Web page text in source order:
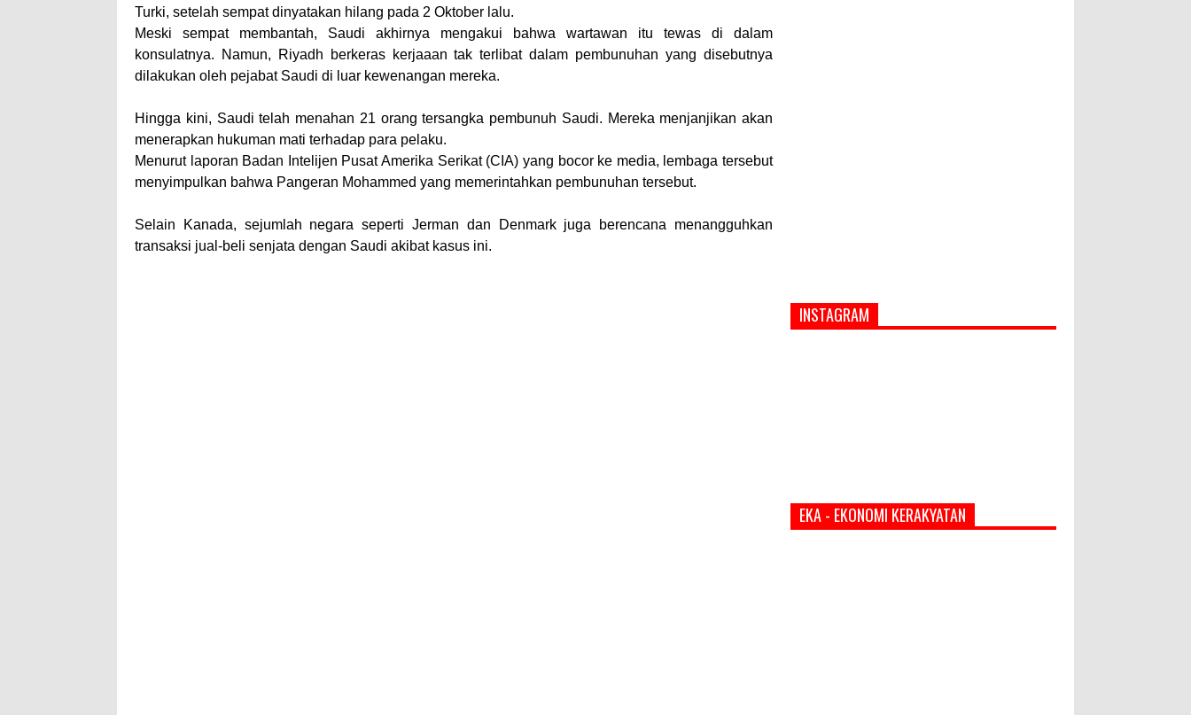
Turki, setelah sempat dinyatakan hilang pada 2 Oktober lalu.
Meski sempat membantah, Saudi akhirnya mengakui bahwa wartawan itu tewas di dalam
konsulatnya. Namun, Riyadh berkeras kerjaaan tak terlibat dalam pembunuhan yang disebutnya
dilakukan oleh pejabat Saudi di luar kewenangan mereka.
Hingga kini, Saudi telah menahan 21 orang tersangka pembunuh Saudi. Mereka menjanjikan akan
menerapkan hukuman mati terhadap para pelaku.
Menurut laporan Badan Intelijen Pusat Amerika Serikat (CIA) yang bocor ke media, lembaga tersebut
menyimpulkan bahwa Pangeran Mohammed yang memerintahkan pembunuhan tersebut.
Selain Kanada, sejumlah negara seperti Jerman dan Denmark juga berencana menangguhkan
transaksi jual-beli senjata dengan Saudi akibat kasus ini.
INSTAGRAM
EKA - EKONOMI KERAKYATAN